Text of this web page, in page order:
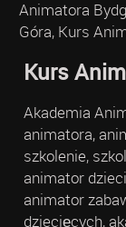
Animatora
Góra, Kurs
Kurs
Akademia
animatora,
szkolenie,
animator
animator
dziecięcych,